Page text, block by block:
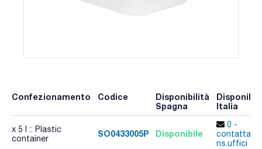
Confezionamento Codice
Disponibilità
Spagna
Italia
x 5 l :: Plastic
container
SO0433005P Disponibile
0 -
contatta i
ns.uffici